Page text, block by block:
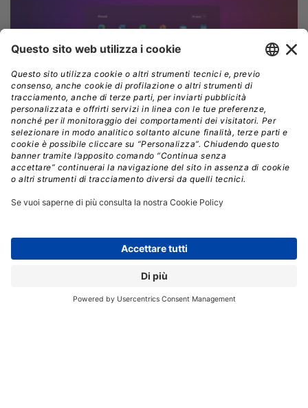
Windows Snap è stato migliorato con
successive di Windows 10 hanno portato a Windowsè
stata la possibilità di organizzare le finestre in
modo tale da poterle agganciare a ciascun lato o
persino a ogni angolo dello schermo.In Windows 11,